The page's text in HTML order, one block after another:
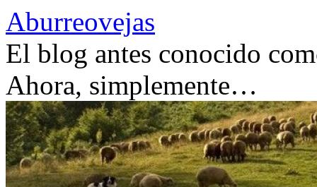
Saltar
al
contenido
Aburreovejas
El blog antes conocido
Ahora, simplemente…